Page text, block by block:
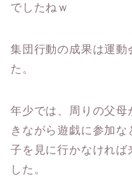
でしたねｗ
集団行動の成果は運動
た。
年少では、周りの父母
きながら遊戯に参加
子を見に行かなけれ
した。